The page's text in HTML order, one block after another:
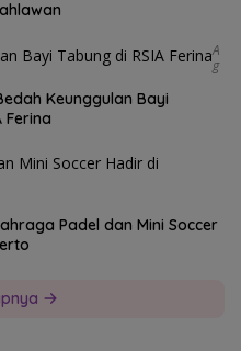
A
G
Keunggulan Bayi
Ferina
Padel dan Mini Soccer